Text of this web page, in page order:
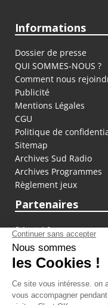
Informations
Dossier de presse
QUI SOMMES-NOUS ?
Comment nous
Publicité
Mentions Légales
CGU
Politique de
Sitemap
Archives Sud Radio
Archives Programmes
Règlement jeux
Partenaires
fiducial.fr
lyoncapitale.fr
olympique-et-
L'application